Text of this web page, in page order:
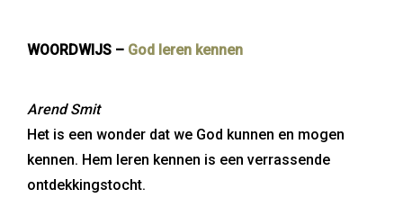
WOORDWIJS – God leren kennen
Arend Smit
Het is een wonder dat we God kunnen en mogen
kennen. Hem leren kennen is een verrassende
ontdekkingstocht.